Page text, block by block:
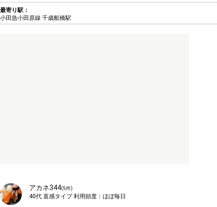
最寄り駅：
小田急小田原線 千歳船橋駅
アカネ344(5件)
40代 直感タイプ利用頻度： ほぼ毎日